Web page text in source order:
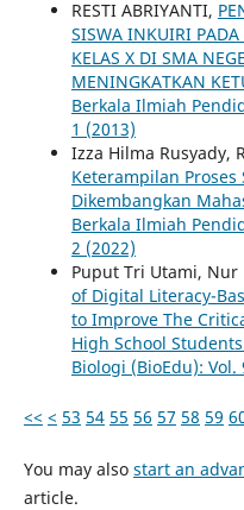
RESTI ABRIYANTI,
SISWA INKUIRI
KELAS X DI SMA
MENINGKATKAN
Berkala Ilmiah
1 (2013)
Izza Hilma Rusyady,
Keterampilan
Dikembangkan
Berkala Ilmiah
2 (2022)
Puput Tri Utami, Nur
of Digital Literacy-
to Improve The
High School Students
Biologi (BioEdu): Vol.
<< < 53 54 55 56 57 58 59
You may also start an
article.